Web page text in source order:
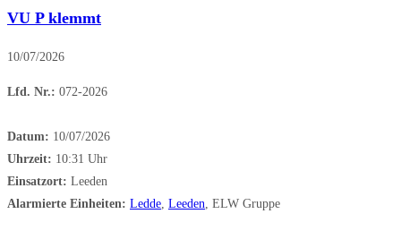
VU P klemmt
10/07/2026
Lfd. Nr.: 072-2026
Datum: 10/07/2026
Uhrzeit: 10:31 Uhr
Einsatzort: Leeden
Alarmierte Einheiten: Ledde, Leeden, ELW Gruppe